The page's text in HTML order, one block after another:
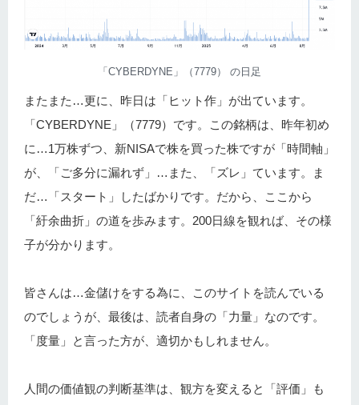
「CYBERDYNE」（7779） の日足
またまた…更に、昨日は「ヒット作」が出ています。
「CYBERDYNE」（7779）です。この銘柄は、昨年初め
に…1万株ずつ、新NISAで株を買った株ですが「時間軸」
が、「ご多分に漏れず」…また、「ズレ」ています。ま
だ…「スタート」したばかりです。だから、ここから
「紆余曲折」の道を歩みます。200日線を観れば、その様
子が分かります。
皆さんは…金儲けをする為に、このサイトを読んでいる
のでしょうが、最後は、読者自身の「力量」なのです。
「度量」と言った方が、適切かもしれません。
人間の価値観の判断基準は、観方を変えると「評価」も